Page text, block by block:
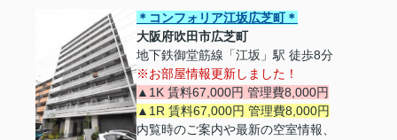
＊コンフォリア江坂広芝町＊
大阪府吹田市広芝町
地下鉄御堂筋線「江坂」駅 徒歩8分
※お部屋情報更新しました！
▲1K 賃料67,000円 管理費8,000円
▲1R 賃料67,000円 管理費8,000円
内覧時のご案内や最新の空室情報、